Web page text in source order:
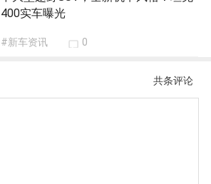
400实车曝光
#新车资讯 0
共条评论